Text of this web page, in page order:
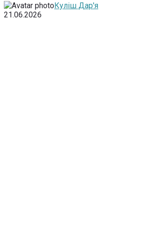
Куліш Дар'я
21.06.2026